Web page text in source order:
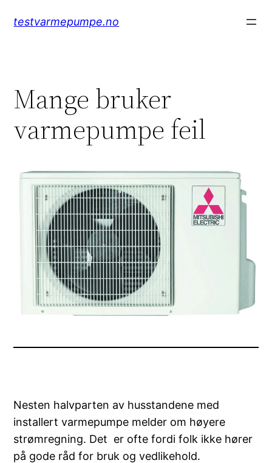
testvarmepumpe.no
Mange bruker
varmepumpe feil
Nesten halvparten av husstandene med
installert varmepumpe melder om høyere
strømregning. Det er ofte fordi folk ikke hører
på gode råd for bruk og vedlikehold.